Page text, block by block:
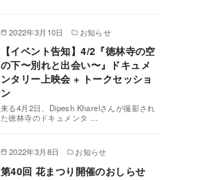
2022年3月10日 お知らせ
【イベント告知】4/2『徳林寺の空
の下〜別れと出会い〜』ドキュメ
ンタリー上映会 + トークセッショ
ン
来る4月2日、Dipesh Kharelさんが撮影され
た徳林寺のドキュメンタ …
2022年3月8日 お知らせ
第40回 花まつり開催のおしらせ